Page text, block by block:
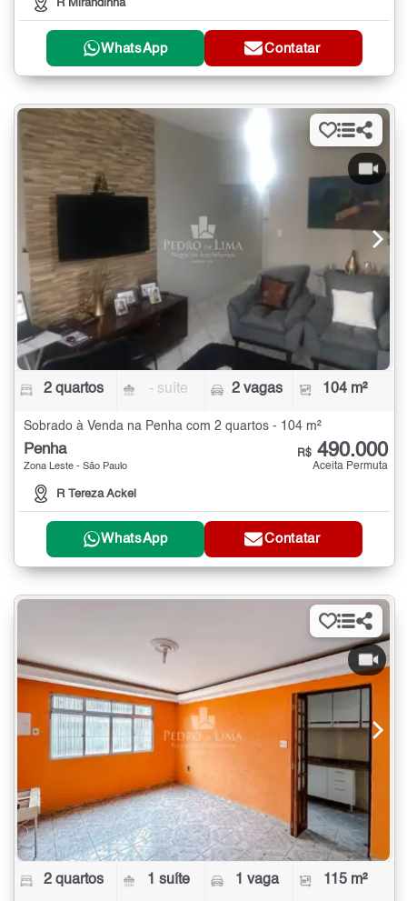
R Mirandinha
WhatsApp Contatar
2 quartos - suíte 2 vagas 104 m²
Sobrado à Venda na Penha com 2 quartos - 104 m²
Penha
Zona Leste - São Paulo
R Tereza Ackel
R$ 490.000
Aceita Permuta
WhatsApp Contatar
2 quartos 1 suíte 1 vaga 115 m²